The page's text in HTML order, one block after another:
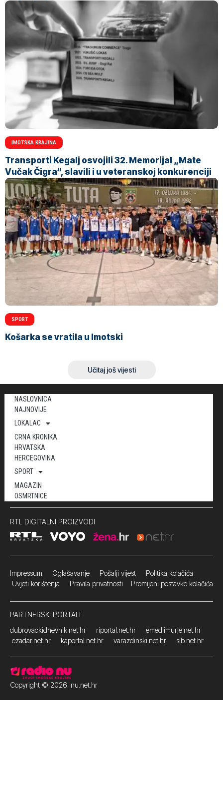
IMOTSKA KRAJINA
Transporti Kegalj osvojili 32. Memorijal „Mate
Vučak Čigra“, slavili i u veteranskoj konkurenciji
SPORT
Košarka se vratila u Imotski
Učitaj još vijesti
NASLOVNICA
NAJNOVIJE
LOKALAC
CRNA KRONIKA
HRVATSKA
HERCEGOVINA
SPORT
MAGAZIN
OSMRTNICE
RTL DIGITALNI PROIZVODI
Impressum Oglašavanje Pošalji vijest Politika kolačića
Uvjeti korištenja Pravila privatnosti Promijeni postavke kolačića
PARTNERSKI PORTALI
dubrovackidnevnik.net.hr
riportal.net.hr
emedjimurje.net.hr
ezadar.net.hr
kaportal.net.hr varazdinski.net.hr sib.net.hr
Copyright © 2026. nu.net.hr